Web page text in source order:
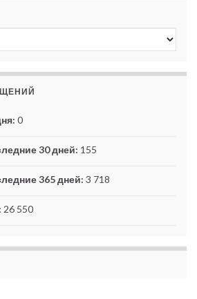
0
30 дней: 155
365 дней: 3 718
26 550